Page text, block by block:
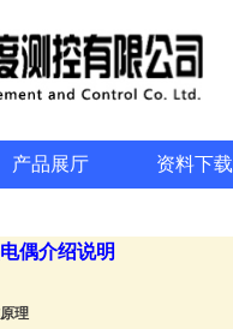
产品展厅 资料下载
偶介绍说明
理